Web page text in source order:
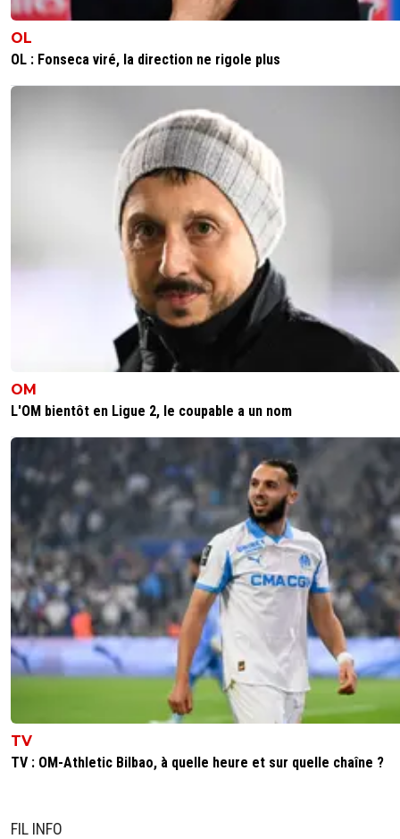
OL
OL : Fonseca viré, la direction ne rigole plus
OM
L'OM bientôt en Ligue 2, le coupable a un nom
TV
TV : OM-Athletic Bilbao, à quelle heure et sur quelle chaîne ?
FIL INFO